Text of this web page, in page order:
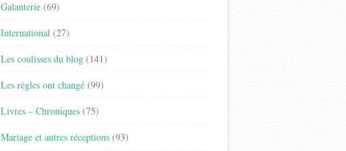
Galanterie (69)
International (27)
Les coulisses du blog (141)
Les règles ont changé (99)
Livres – Chroniques (75)
Mariage et autres réceptions (93)